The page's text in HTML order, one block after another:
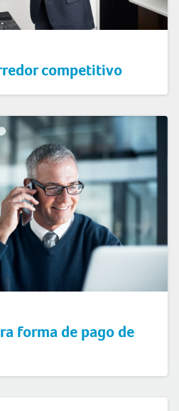
competitivo
forma de pago de